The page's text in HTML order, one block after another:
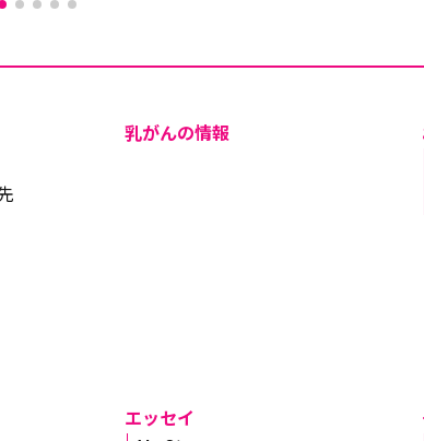
乳がんの情報
エッセイ